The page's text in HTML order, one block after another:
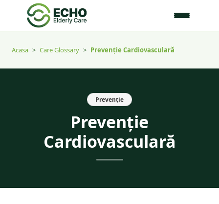
Acasa > Care Glossary > Prevenție Cardiovasculară
Prevenție
Prevenție
Cardiovasculară